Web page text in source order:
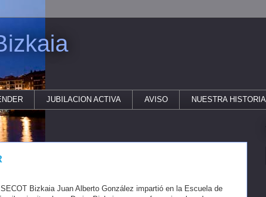
JUBILACION ACTIVA AVISO NUESTRA HISTORIA
Bizkaia Juan Alberto González impartió en la Escuela de